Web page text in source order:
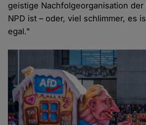
geistige Nachfolgeorganisation der
NPD ist – oder, viel schlimmer, es
egal."